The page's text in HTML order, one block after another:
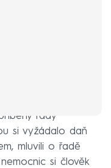
řady
si vyžádalo daň
mluvili o řadě
si člověk